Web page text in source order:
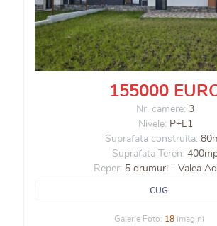
155000
Nr. camere: 3
Nivele: P+E1
Suprafata construita:
Suprafata Teren:
Reper: 5 drumuri - Valea
CUG
Galerie Foto: 18imagini